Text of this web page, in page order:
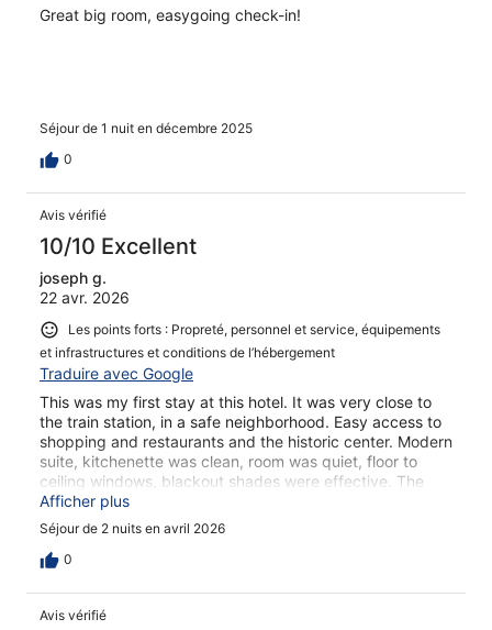
Great big room, easygoing check-in!
Séjour de 1 nuit en décembre 2025
0
Avis vérifié
10/10 Excellent
joseph g.
22 avr. 2026
Les points forts : Propreté, personnel et service, équipements
et infrastructures et conditions de l’hébergement
Traduire avec Google
This was my first stay at this hotel. It was very close to
the train station, in a safe neighborhood. Easy access to
shopping and restaurants and the historic center. Modern
suite, kitchenette was clean, room was quiet, floor to
ceiling windows, blackout shades were effective. The
bathroom was enormous, bed and bedding comfortable.
Minimal views. Would stay there again.
Afficher plus
Séjour de 2 nuits en avril 2026
0
Avis vérifié